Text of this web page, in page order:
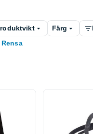
Färg
Rensa